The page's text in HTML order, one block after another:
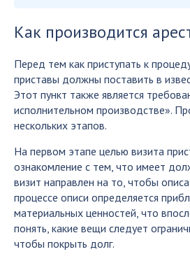
Как производится
Перед тем как приступать к
приставы должны поставить в
Этот пункт также является
исполнительном производстве».
нескольких этапов.
На первом этапе целью визита
ознакомление с тем, что имеет
визит направлен на то, чтобы
процессе описи определяется
материальных ценностей, что
понять, какие вещи следует
чтобы покрыть долг.